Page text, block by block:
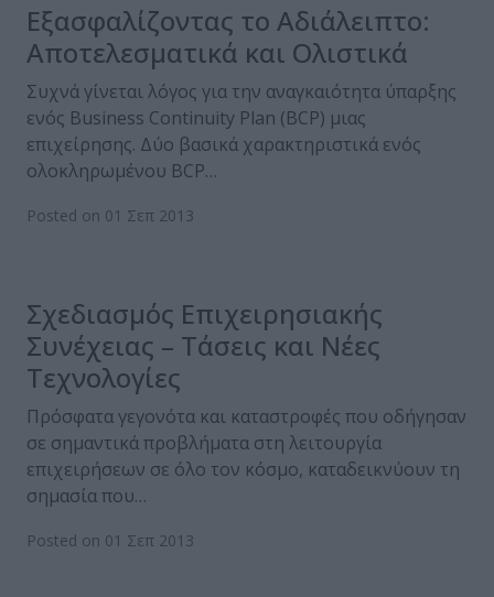
Εξασφαλίζοντας το Αδιάλειπτο:
Αποτελεσματικά και Ολιστικά
Συχνά γίνεται λόγος για την αναγκαιότητα ύπαρξης
ενός Business Continuity Plan (BCP) μιας
επιχείρησης. Δύο βασικά χαρακτηριστικά ενός
ολοκληρωμένου BCP…
Posted on 01 Σεπ 2013
Σχεδιασμός Επιχειρησιακής
Συνέχειας – Τάσεις και Νέες
Τεχνολογίες
Πρόσφατα γεγονότα και καταστροφές που οδήγησαν
σε σημαντικά προβλήματα στη λειτουργία
επιχειρήσεων σε όλο τον κόσμο, καταδεικνύουν τη
σημασία που…
Posted on 01 Σεπ 2013